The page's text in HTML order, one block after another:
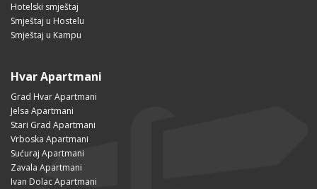
Hotelski smještaj
Smještaj u Hostelu
Smještaj u Kampu
Hvar Apartmani
Grad Hvar Apartmani
Jelsa Apartmani
Stari Grad Apartmani
Vrboska Apartmani
Sućuraj Apartmani
Zavala Apartmani
Ivan Dolac Apartmani